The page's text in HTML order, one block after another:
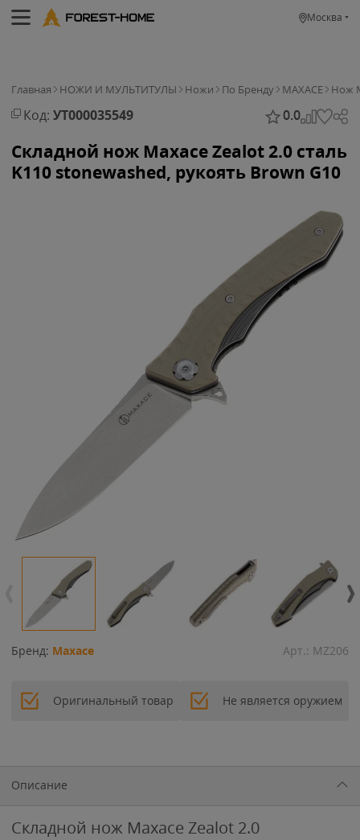
Москва
Главная НОЖИ И МУЛЬТИТУЛЫ Ножи По Бренду MAXACE Нож
Код: УТ000035549 0.0
Складной нож Maxace Zealot 2.0 cталь
K110 stonewashed, рукоять Brown G10
Бренд: Maxace Арт.: MZ206
Оригинальный товар Не является оружием
Описание
Складной нож Maxace Zealot 2.0